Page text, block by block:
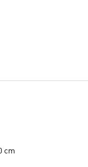
cm